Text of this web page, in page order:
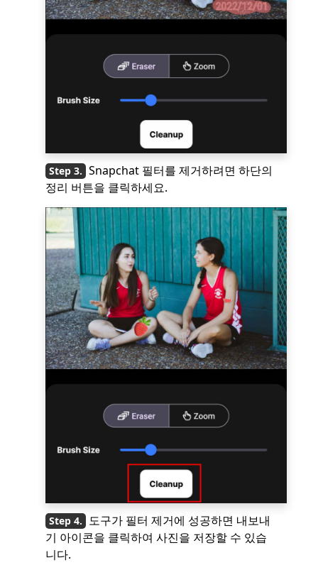
Snapchat 필터를 제거하려면 하단의
정리 버튼을 클릭하세요.
도구가 필터 제거에 성공하면 내보내
기 아이콘을 클릭하여 사진을 저장할 수 있습
니다.